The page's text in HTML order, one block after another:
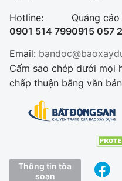
Hotline:
0901 514 799
Quảng
0915 057
Email:
Cấm sao chép dưới mọi
chấp thuận bằng văn
Thông tin tòa
soạn